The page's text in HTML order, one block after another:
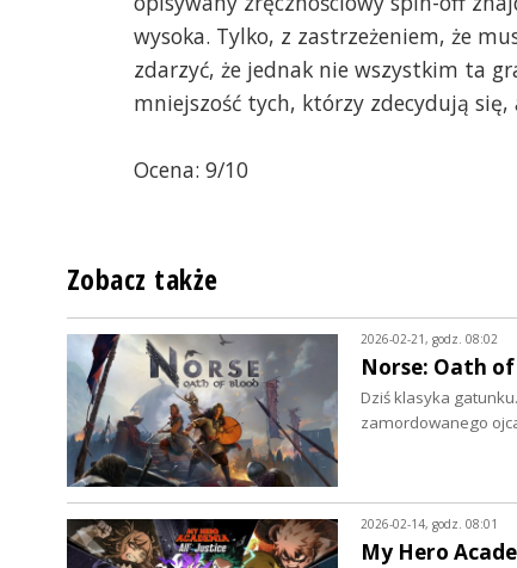
wysoka. Tylko, z zastrzeżeniem, że
zdarzyć, że jednak nie wszystkim ta
mniejszość tych, którzy zdecydują
Ocena: 9/10
Zobacz także
2026-02-21, godz. 08:02
Norse: Oath
Dziś klasyka
zamordowanego
2026-02-14, godz. 08:01
My Hero